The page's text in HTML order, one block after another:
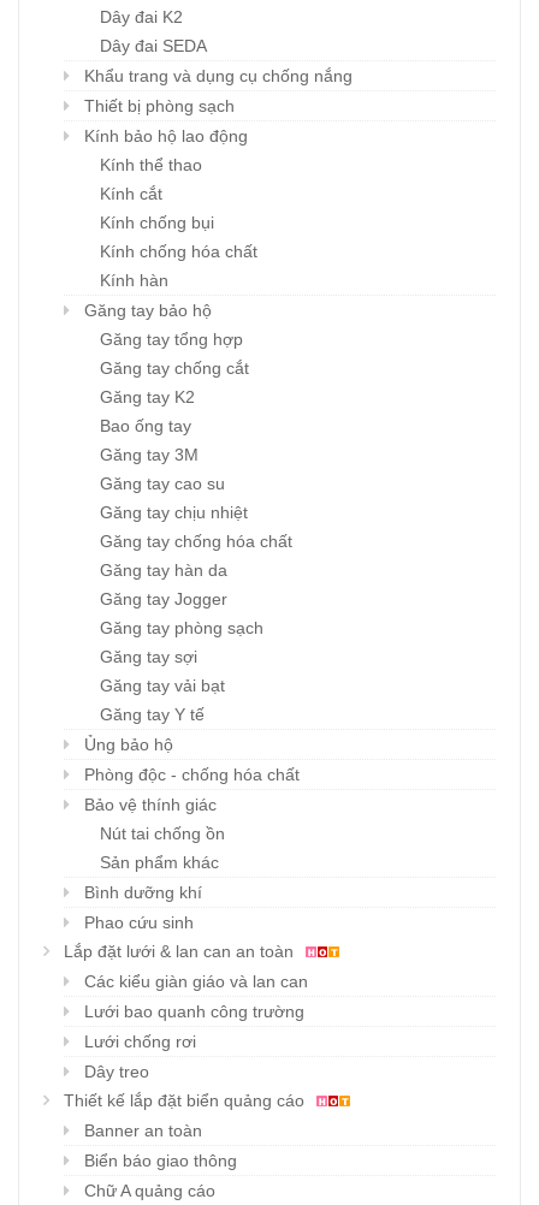
Dây đai K2
Dây đai SEDA
Khẩu trang và dụng cụ chống nắng
Thiết bị phòng sạch
Kính bảo hộ lao động
Kính thể thao
Kính cắt
Kính chống bụi
Kính chống hóa chất
Kính hàn
Găng tay bảo hộ
Găng tay tổng hợp
Găng tay chống cắt
Găng tay K2
Bao ống tay
Găng tay 3M
Găng tay cao su
Găng tay chịu nhiệt
Găng tay chống hóa chất
Găng tay hàn da
Găng tay Jogger
Găng tay phòng sạch
Găng tay sợi
Găng tay vải bạt
Găng tay Y tế
Ủng bảo hộ
Phòng độc - chống hóa chất
Bảo vệ thính giác
Nút tai chống ồn
Sản phẩm khác
Bình dưỡng khí
Phao cứu sinh
Lắp đặt lưới & lan can an toàn
Các kiểu giàn giáo và lan can
Lưới bao quanh công trường
Lưới chống rơi
Dây treo
Thiết kế lắp đặt biển quảng cáo
Banner an toàn
Biển báo giao thông
Chữ A quảng cáo